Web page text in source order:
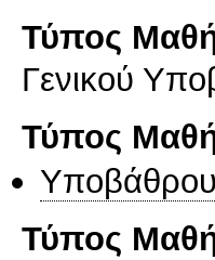
Τύπος
Γενικού
Τύπος
Υποβάθρου
Τύπος